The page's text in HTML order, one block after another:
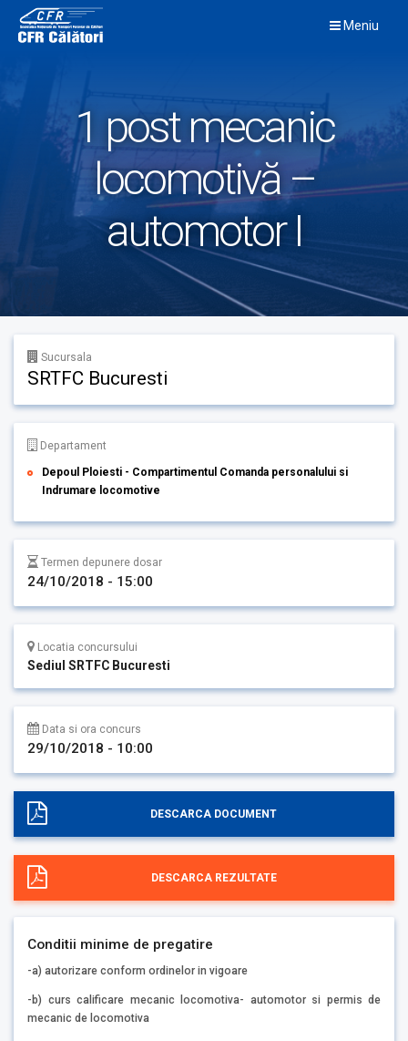
content
Meniu
1 post mecanic
locomotivă –
automotor I
Sucursala
SRTFC Bucuresti
Departament
Depoul Ploiesti - Compartimentul Comanda personalului si
Indrumare locomotive
Termen depunere dosar
24/10/2018 - 15:00
Locatia concursului
Sediul SRTFC Bucuresti
Data si ora concurs
29/10/2018 - 10:00
DESCARCA DOCUMENT
DESCARCA REZULTATE
Conditii minime de pregatire
-a) autorizare conform ordinelor in vigoare
-b) curs calificare mecanic locomotiva- automotor si permis de
mecanic de locomotiva